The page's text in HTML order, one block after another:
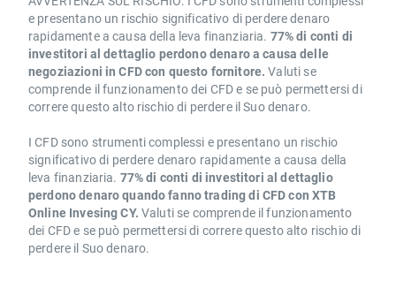
e presentano un rischio significativo di perdere denaro
rapidamente a causa della leva finanziaria. 77% di conti di
investitori al dettaglio perdono denaro a causa delle
negoziazioni in CFD con questo fornitore. Valuti se
comprende il funzionamento dei CFD e se può permettersi di
correre questo alto rischio di perdere il Suo denaro.
I CFD sono strumenti complessi e presentano un rischio
significativo di perdere denaro rapidamente a causa della
leva finanziaria. 77% di conti di investitori al dettaglio
perdono denaro quando fanno trading di CFD con XTB
Online Invesing CY. Valuti se comprende il funzionamento
dei CFD e se può permettersi di correre questo alto rischio di
perdere il Suo denaro.